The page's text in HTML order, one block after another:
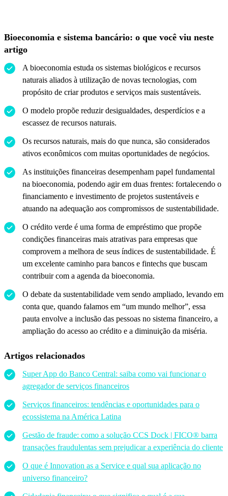
Bioeconomia e sistema bancário: o que você viu neste
artigo
A bioeconomia estuda os sistemas biológicos e recursos
naturais aliados à utilização de novas tecnologias, com
propósito de criar produtos e serviços mais sustentáveis.
O modelo propõe reduzir desigualdades, desperdícios e a
escassez de recursos naturais.
Os recursos naturais, mais do que nunca, são considerados
ativos econômicos com muitas oportunidades de negócios.
As instituições financeiras desempenham papel fundamental
na bioeconomia, podendo agir em duas frentes: fortalecendo o
financiamento e investimento de projetos sustentáveis e
atuando na adequação aos compromissos de sustentabilidade.
O crédito verde é uma forma de empréstimo que propõe
condições financeiras mais atrativas para empresas que
comprovem a melhora de seus índices de sustentabilidade. É
um excelente caminho para bancos e fintechs que buscam
contribuir com a agenda da bioeconomia.
O debate da sustentabilidade vem sendo ampliado, levando em
conta que, quando falamos em “um mundo melhor”, essa
pauta envolve a inclusão das pessoas no sistema financeiro, a
ampliação do acesso ao crédito e a diminuição da miséria.
Artigos relacionados
Super App do Banco Central: saiba como vai funcionar o
agregador de serviços financeiros
Serviços financeiros: tendências e oportunidades para o
ecossistema na América Latina
Gestão de fraude: como a solução CCS Dock | FICO® barra
transações fraudulentas sem prejudicar a experiência do cliente
O que é Innovation as a Service e qual sua aplicação no
universo financeiro?